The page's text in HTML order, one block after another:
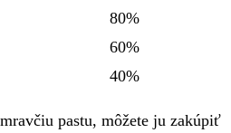
80%
60%
40%
pastu, môžete ju zakúpiť